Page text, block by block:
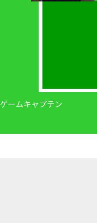
ゲームキャプテン